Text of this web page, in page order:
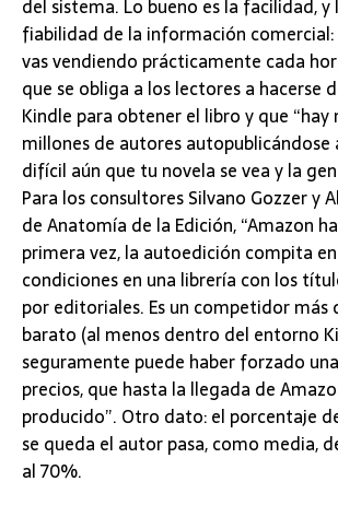
del sistema. Lo bueno es la facilidad, y
fiabilidad de la información comercial:
vas vendiendo prácticamente cada
que se obliga a los lectores a hacerse
Kindle para obtener el libro y que
millones de autores autopublicándose
difícil aún que tu novela se vea y la
Para los consultores Silvano Gozzer y
de Anatomía de la Edición, “Amazon
primera vez, la autoedición compita
condiciones en una librería con los
por editoriales. Es un competidor más
barato (al menos dentro del entorno
seguramente puede haber forzado
precios, que hasta la llegada de
producido”. Otro dato: el porcentaje
se queda el autor pasa, como media,
al 70%.